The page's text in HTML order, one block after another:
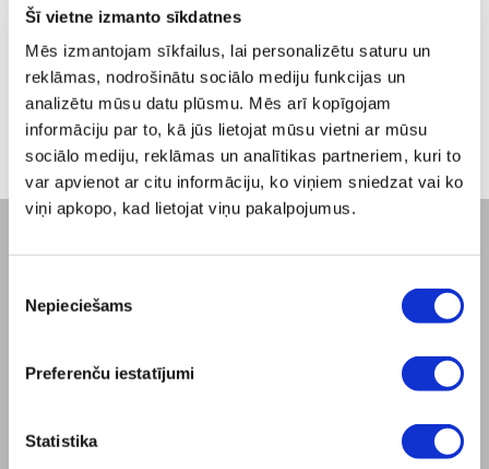
Šī vietne izmanto sīkdatnes
Mēs izmantojam sīkfailus, lai personalizētu saturu un
reklāmas, nodrošinātu sociālo mediju funkcijas un
analizētu mūsu datu plūsmu. Mēs arī kopīgojam
informāciju par to, kā jūs lietojat mūsu vietni ar mūsu
sociālo mediju, reklāmas un analītikas partneriem, kuri to
var apvienot ar citu informāciju, ko viņiem sniedzat vai ko
viņi apkopo, kad lietojat viņu pakalpojumus.
izvēle
Nepieciešams
Preferenču iestatījumi
Statistika
Pārdošanas cena
ZepterClubⓘcena
Pievienojies un pērc
no -5% līdz -40%
Par mums
Pasūtījuma prezentācija
Blog